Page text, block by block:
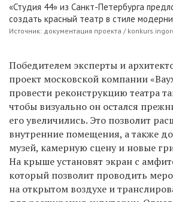
«Студия 44» из Санкт-Петербурга
создать красный театр в стиле
Источник: документация проекта /
Победителем эксперты и
проект московской компании
провести реконструкцию театра
чтобы визуально он остался
его увеличились. Это позволит
внутренние помещения, а также
музей, камерную сцену и новые
На крыше установят экран с
который позволит проводить
на открытом воздухе и